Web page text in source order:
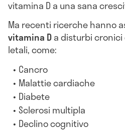
vitamina D a una sana
Ma recenti ricerche hanno
vitamina Da disturbi
letali, come:
Cancro
Malattie cardiache
Diabete
Sclerosi multipla
Declino cognitivo